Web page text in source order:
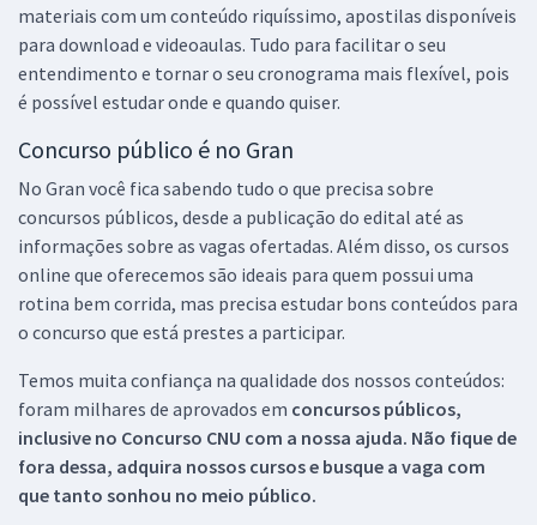
materiais com um conteúdo riquíssimo, apostilas disponíveis
para download e videoaulas. Tudo para facilitar o seu
entendimento e tornar o seu cronograma mais flexível, pois
é possível estudar onde e quando quiser.
Concurso público é no Gran
No Gran você fica sabendo tudo o que precisa sobre
concursos públicos, desde a publicação do edital até as
informações sobre as vagas ofertadas. Além disso, os cursos
online que oferecemos são ideais para quem possui uma
rotina bem corrida, mas precisa estudar bons conteúdos para
o concurso que está prestes a participar.
Temos muita confiança na qualidade dos nossos conteúdos:
foram milhares de aprovados em concursos públicos,
inclusive no Concurso CNU com a nossa ajuda. Não fique de
fora dessa, adquira nossos cursos e busque a vaga com
que tanto sonhou no meio público.